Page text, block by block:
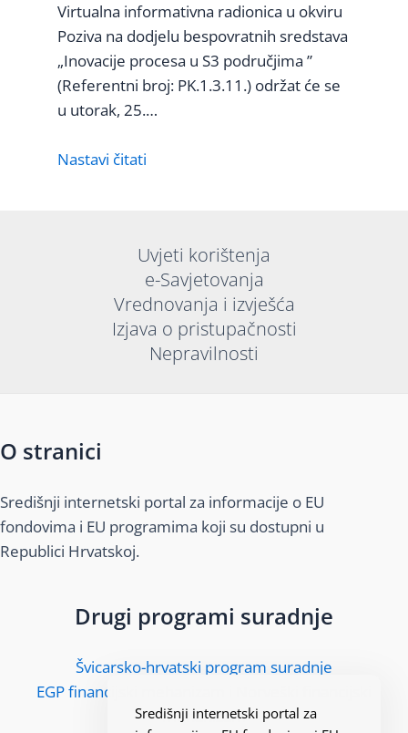
Virtualna informativna radionica u okviru
Poziva na dodjelu bespovratnih sredstava
„Inovacije procesa u S3 područjima ”
(Referentni broj: PK.1.3.11.) održat će se
u utorak, 25.…
Nastavi čitati
Uvjeti korištenja
e-Savjetovanja
Vrednovanja i izvješća
Izjava o pristupačnosti
Nepravilnosti
O stranici
Središnji internetski portal za informacije o EU
fondovima i EU programima koji su dostupni u
Republici Hrvatskoj.
Drugi programi suradnje
Švicarsko-hrvatski program suradnje
EGP financijski mehanizam i Norveški financijski
mehanizam
Središnji internetski portal za